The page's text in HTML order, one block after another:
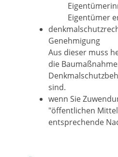
Eigentümer
Genehmigung
Aus dieser muss
die
sind.
wenn Sie
"öffentlichen
entsprechende